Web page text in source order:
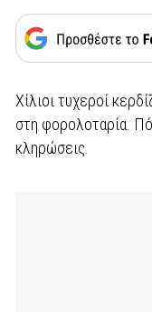
Χίλιοι τυχεροί
στη φορολοταρία.
κληρώσεις.